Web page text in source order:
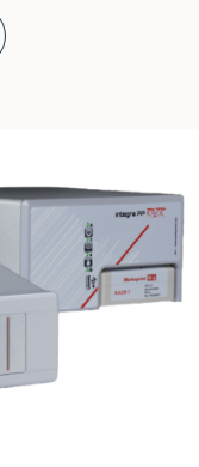
i produktionslinjer.